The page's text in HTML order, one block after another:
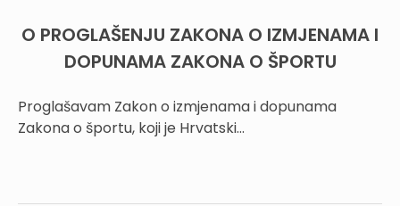
O PROGLAŠENJU ZAKONA O IZMJENAMA I
DOPUNAMA ZAKONA O ŠPORTU
Proglašavam Zakon o izmjenama i dopunama
Zakona o športu, koji je Hrvatski...